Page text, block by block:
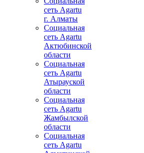
сеть Agartu
г. Алматы
Социальная
сеть Agartu
Актюбинской
области
Социальная
сеть Agartu
Атырауской
области
Социальная
сеть Agartu
Жамбылской
области
Социальная
сеть Agartu